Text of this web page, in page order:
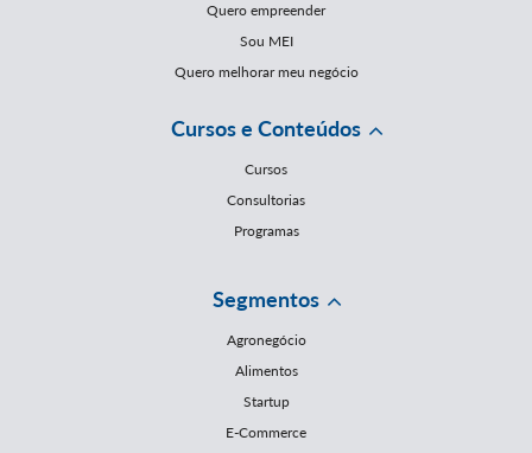
Quero empreender
Sou MEI
Quero melhorar meu negócio
Cursos e Conteúdos
Cursos
Consultorias
Programas
Segmentos
Agronegócio
Alimentos
Startup
E-Commerce